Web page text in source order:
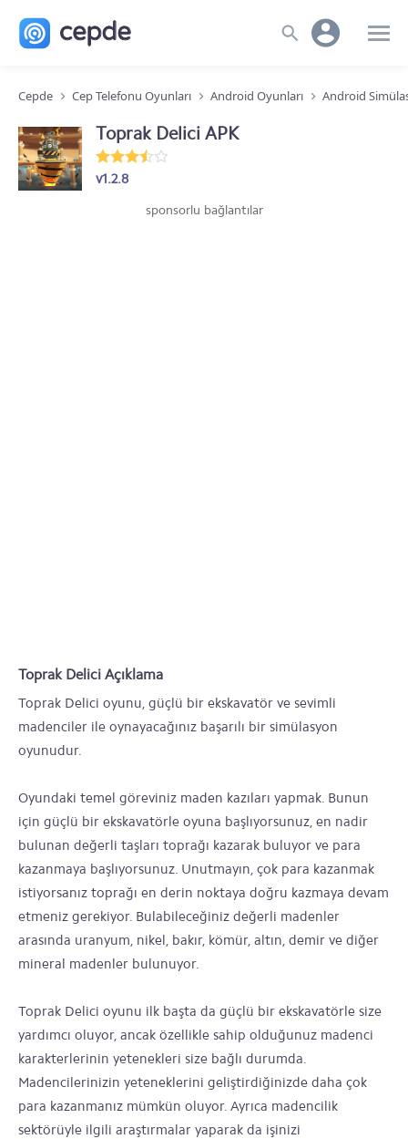
Cepde Cep Telefonu Oyunları Android Oyunları Android
Toprak Delici APK
v1.2.8
sponsorlu bağlantılar
Toprak Delici Açıklama
Toprak Delici oyunu, güçlü bir ekskavatör ve sevimli
madenciler ile oynayacağınız başarılı bir simülasyon
oyunudur.
Oyundaki temel göreviniz maden kazıları yapmak. Bunun
için güçlü bir ekskavatörle oyuna başlıyorsunuz, en nadir
bulunan değerli taşları toprağı kazarak buluyor ve para
kazanmaya başlıyorsunuz. Unutmayın, çok para kazanmak
istiyorsanız toprağı en derin noktaya doğru kazmaya devam
etmeniz gerekiyor. Bulabileceğiniz değerli madenler
arasında uranyum, nikel, bakır, kömür, altın, demir ve diğer
mineral madenler bulunuyor.
Toprak Delici oyunu ilk başta da güçlü bir ekskavatörle size
yardımcı oluyor, ancak özellikle sahip olduğunuz madenci
karakterlerinin yetenekleri size bağlı durumda.
Madencilerinizin yeteneklerini geliştirdiğinizde daha çok
para kazanmanız mümkün oluyor. Ayrıca madencilik
sektörüyle ilgili araştırmalar yaparak da işinizi